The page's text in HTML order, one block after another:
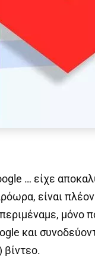
… είχε
είναι
μόνο
και
βίντεο.